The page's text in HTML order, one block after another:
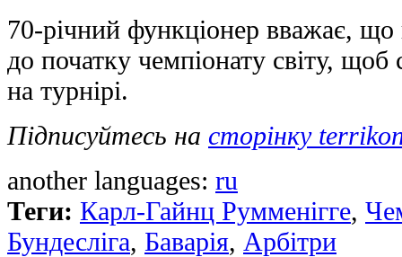
70-річний функціонер вважає,
до початку чемпіонату світу,
на турнірі.
Підписуйтесь на сторінку
another languages: ru
Теги: Карл-Гайнц Румменігге,
Бундесліга, Баварія, Арбітри